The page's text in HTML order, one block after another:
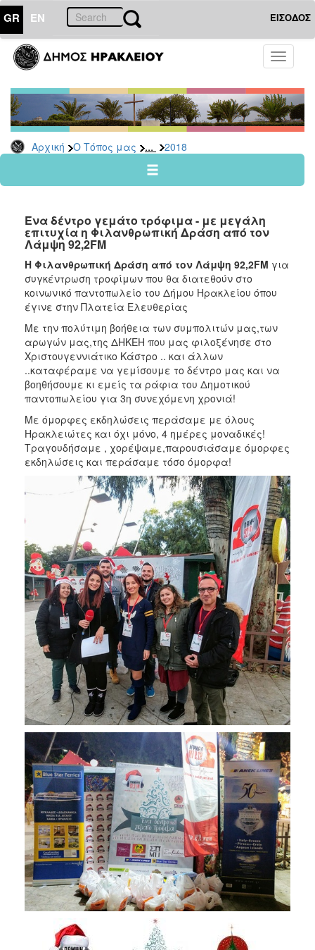
GR EN ΕΙΣΟΔΟΣ
Toggle
Αρχική Ο Τόπος μας ... 2018
ΤΟΠΟΣ
ΜΑΣ
Ανακοινώσεις
Αρχείο
2026
2024
2022
2021
2020
2019
2018
2017
2016
2015
2012
2011
ΔΗΜΟΣ
ΑΝΘΕΚΤΙΚΗ
ΠΟΛΗ
Ένα δέντρο γεμάτο τρόφιμα - με μεγάλη
επιτυχία η Φιλανθρωπική Δράση από τον
Λάμψη 92,2FM
Η Φιλανθρωπική Δράση από τον Λάμψη 92,2FM για
συγκέντρωση τροφίμων που θα διατεθούν στο
κοινωνικό παντοπωλείο του Δήμου Ηρακλείου όπου
έγινε στην Πλατεία Ελευθερίας
Με την πολύτιμη βοήθεια των συμπολιτών μας,των
αρωγών μας,της ΔΗΚΕΗ που μας φιλοξένησε στο
Χριστουγεννιάτικο Κάστρο .. και άλλων
..καταφέραμε να γεμίσουμε το δέντρο μας και να
βοηθήσουμε κι εμείς τα ράφια του Δημοτικού
παντοπωλείου για 3η συνεχόμενη χρονιά!
Με όμορφες εκδηλώσεις περάσαμε με όλους
Ηρακλειώτες και όχι μόνο, 4 ημέρες μοναδικές!
Τραγουδήσαμε , χορέψαμε,παρουσιάσαμε όμορφες
εκδηλώσεις και περάσαμε τόσο όμορφα!